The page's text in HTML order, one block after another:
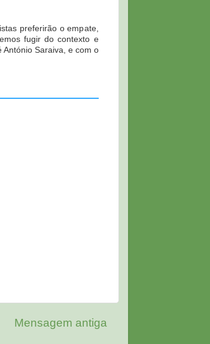
preferirão o empate,
fugir do contexto e
Saraiva, e com o
Mensagem antiga